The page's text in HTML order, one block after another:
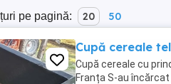
pe pagină: 20 50
Cupă cereale
Cupă cereale cu
Franța S-au